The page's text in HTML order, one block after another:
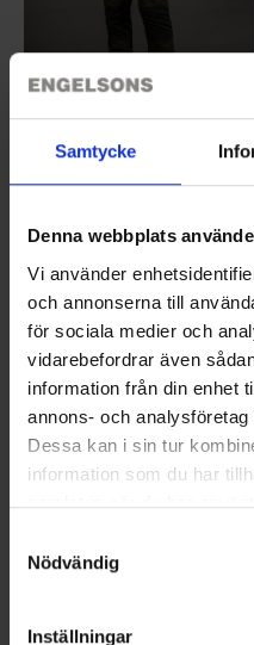
Samtycke
Denna webbplats
Vi använder
och annonserna till
för sociala medier och
vidarebefordrar även
information från din enhet
annons- och
Dessa kan i sin tur
information som du har
samlat in när du har
Nödvändig
Inställningar
Brokared
6177
59 €
Bewertung: 4.8 von 5 Sternen
High Mountain